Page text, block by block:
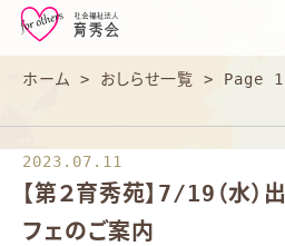
育
秀
会
ホーム > おしらせ一覧 > Page
2023.07.11
【第２育秀苑】7/19（水
フェのご案内